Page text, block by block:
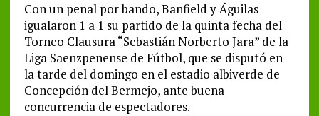
Con un penal por bando, Banfield y Águilas
igualaron 1 a 1 su partido de la quinta fecha del
Torneo Clausura “Sebastián Norberto Jara” de la
Liga Saenzpeñense de Fútbol, que se disputó en
la tarde del domingo en el estadio albiverde de
Concepción del Bermejo, ante buena
concurrencia de espectadores.